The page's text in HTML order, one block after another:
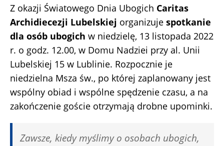
Z okazji Światowego Dnia Ubogich Caritas
Archidiecezji Lubelskiej organizuje spotkanie
dla osób ubogich w niedzielę, 13 listopada 2022
r. o godz. 12.00, w Domu Nadziei przy al. Unii
Lubelskiej 15 w Lublinie. Rozpocznie je
niedzielna Msza św., po której zaplanowany jest
wspólny obiad i wspólne spędzenie czasu, a na
zakończenie goście otrzymają drobne upominki.
Zawsze, kiedy myślimy o osobach ubogich,